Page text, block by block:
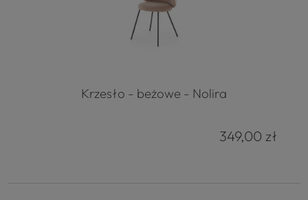
Krzesło - beżowe - Nolira
349,00 zł